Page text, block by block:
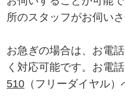
所のスタッフがお伺い
お急ぎの場合は、お電
く対応可能です。お電
510 （フリーダイヤル